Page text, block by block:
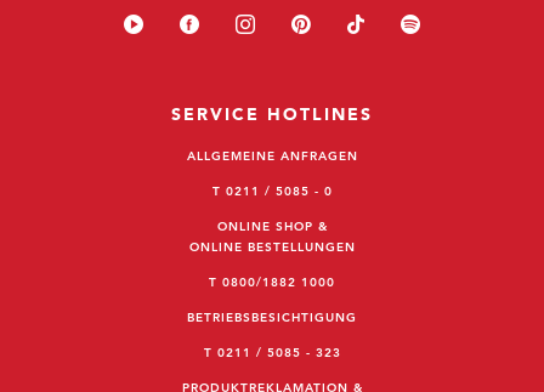
SERVICE HOTLINES
ALLGEMEINE ANFRAGEN
T 0211 / 5085 - 0
ONLINE SHOP &
ONLINE BESTELLUNGEN
T 0800/1882 1000
BETRIEBSBESICHTIGUNG
T 0211 / 5085 - 323
PRODUKTREKLAMATION &